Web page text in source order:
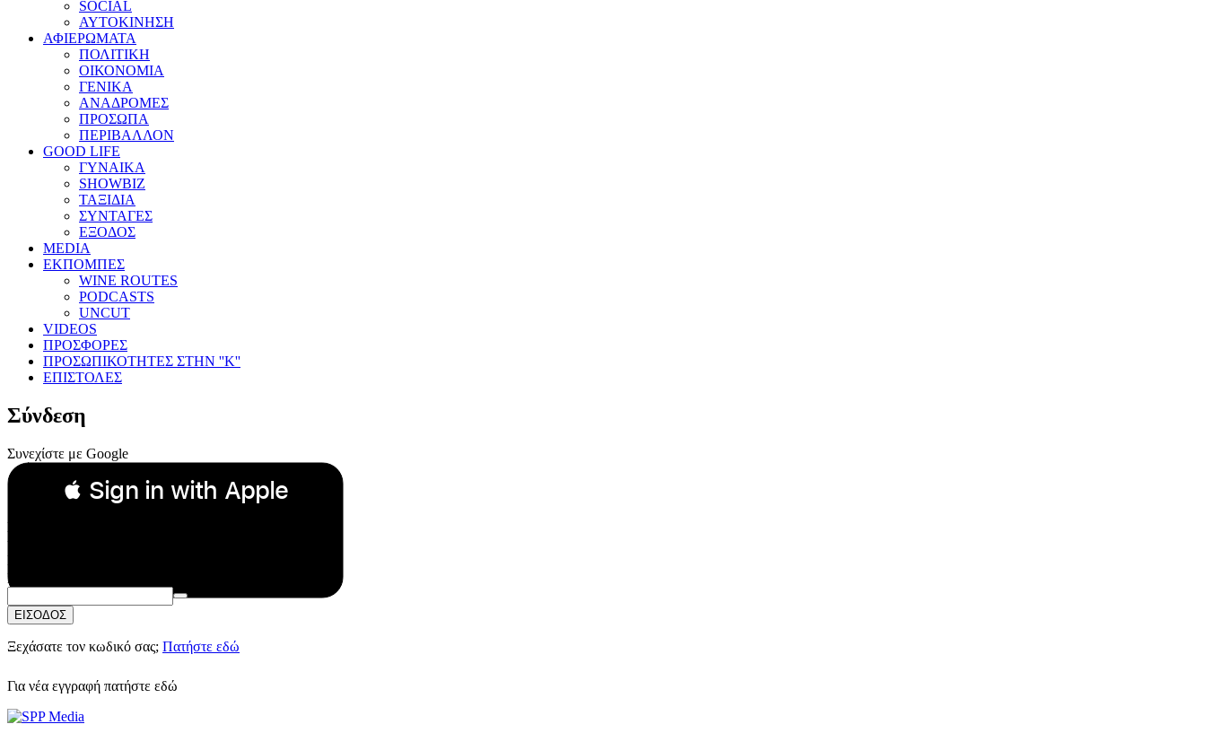
SOCIAL
ΑΥΤΟΚΙΝΗΣΗ
ΑΦΙΕΡΩΜΑΤΑ
ΠΟΛΙΤΙΚΗ
ΟΙΚΟΝΟΜΙΑ
ΓΕΝΙΚΑ
ΑΝΑΔΡΟΜΕΣ
ΠΡΟΣΩΠΑ
ΠΕΡΙΒΑΛΛΟΝ
GOOD LIFE
ΓΥΝΑΙΚΑ
SHOWBIZ
ΤΑΞΙΔΙΑ
ΣΥΝΤΑΓΕΣ
ΕΞΟΔΟΣ
MEDIA
ΕΚΠΟΜΠΕΣ
WINE ROUTES
PODCASTS
UNCUT
VIDEOS
ΠΡΟΣΦΟΡΕΣ
ΠΡΟΣΩΠΙΚΟΤΗΤΕΣ ΣΤΗΝ ''Κ''
ΕΠΙΣΤΟΛΕΣ
Σύνδεση
Συνεχίστε με Google
 Sign in with Apple
Συνεχίστε με Apple
ή
Email:
Κωδικός Πρόσβασης:
ΕΙΣΟΔΟΣ
Ξεχάσατε τον κωδικό σας; Πατήστε εδώ
Για νέα εγγραφή πατήστε εδώ